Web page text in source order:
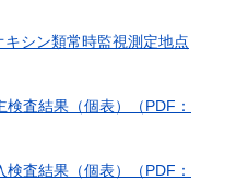
シン類常時監視測定地点
査結果（個表）（PDF：
査結果（個表）（PDF：